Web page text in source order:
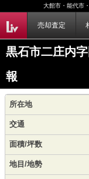
大館市・能代市
売却査定
黒石市二庄内
報
所在地
交通
面積/坪数
地目/地勢